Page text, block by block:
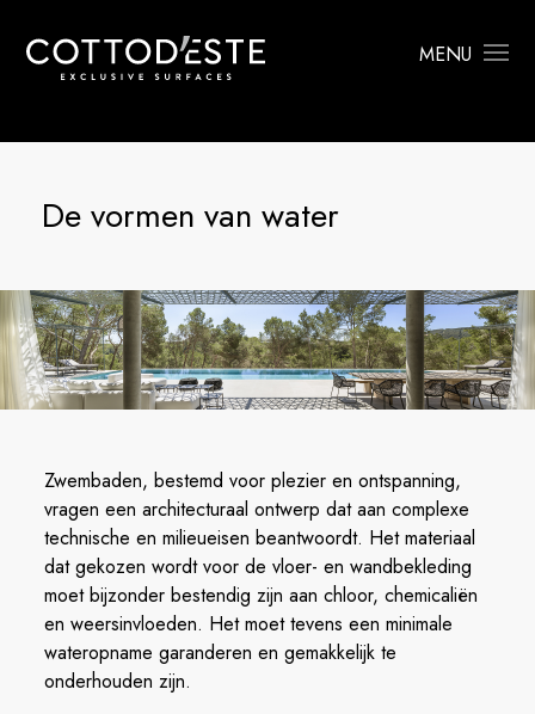
MENU
De vormen van water
Zwembaden, bestemd voor plezier en ontspanning,
vragen een architecturaal ontwerp dat aan complexe
technische en milieueisen beantwoordt. Het materiaal
dat gekozen wordt voor de vloer- en wandbekleding
moet bijzonder bestendig zijn aan chloor, chemicaliën
en weersinvloeden. Het moet tevens een minimale
wateropname garanderen en gemakkelijk te
onderhouden zijn.